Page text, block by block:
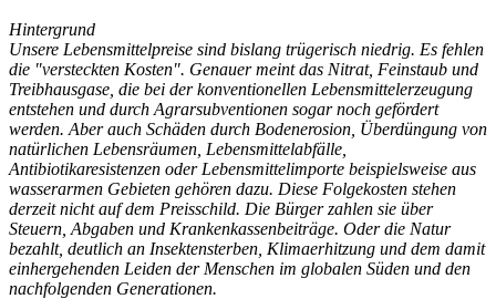
Hintergrund
Unsere Lebensmittelpreise sind bislang trügerisch niedrig. Es fehlen
die "versteckten Kosten". Genauer meint das Nitrat, Feinstaub und
Treibhausgase, die bei der konventionellen Lebensmittelerzeugung
entstehen und durch Agrarsubventionen sogar noch gefördert
werden. Aber auch Schäden durch Bodenerosion, Überdüngung von
natürlichen Lebensräumen, Lebensmittelabfälle,
Antibiotikaresistenzen oder Lebensmittelimporte beispielsweise aus
wasserarmen Gebieten gehören dazu. Diese Folgekosten stehen
derzeit nicht auf dem Preisschild. Die Bürger zahlen sie über
Steuern, Abgaben und Krankenkassenbeiträge. Oder die Natur
bezahlt, deutlich an Insektensterben, Klimaerhitzung und dem damit
einhergehenden Leiden der Menschen im globalen Süden und den
nachfolgenden Generationen.